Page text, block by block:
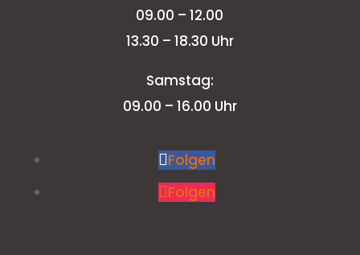
09.00 – 12.00
13.30 – 18.30 Uhr
Samstag:
09.00 – 16.00 Uhr
Folgen
Folgen